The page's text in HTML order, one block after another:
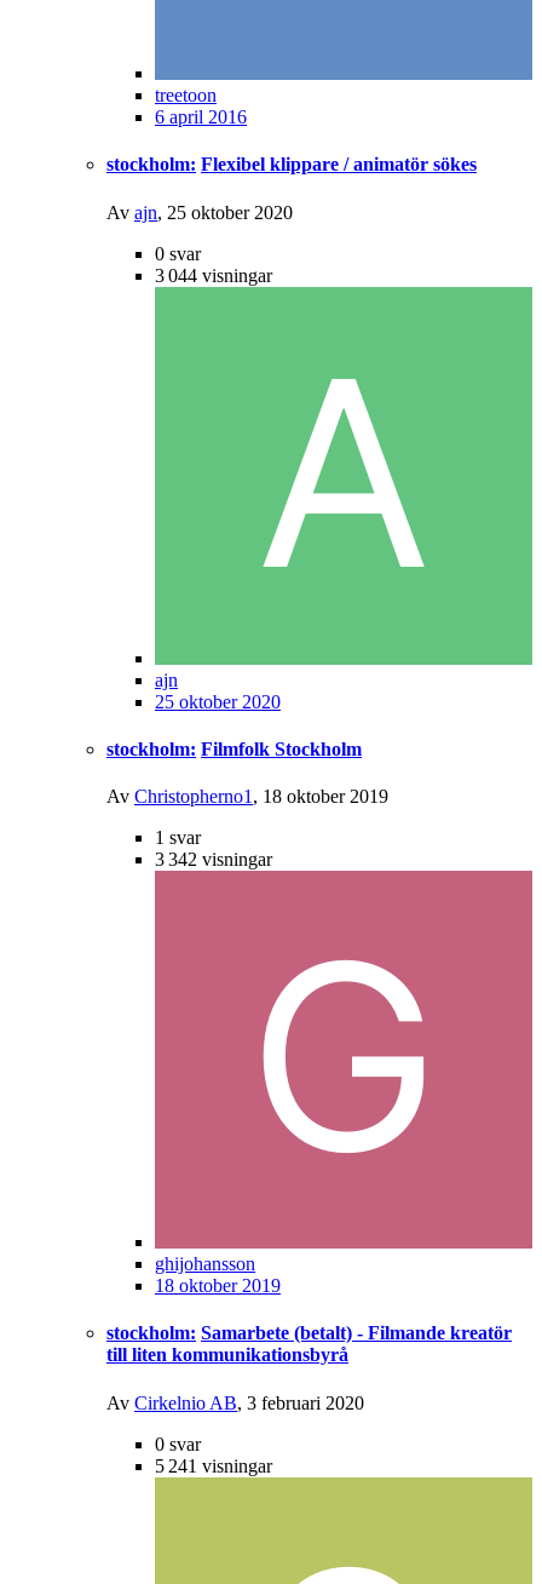
treetoon
6 april 2016
stockholm: Flexibel klippare / animatör sökes
Av ajn, 25 oktober 2020
0 svar
3 044 visningar
ajn
25 oktober 2020
stockholm: Filmfolk Stockholm
Av Christopherno1 , 18 oktober 2019
1 svar
3 342 visningar
ghijohansson
18 oktober 2019
stockholm: Samarbete (betalt) - Filmande kreatör
till liten kommunikationsbyrå
Av Cirkelnio AB, 3 februari 2020
0 svar
5 241 visningar